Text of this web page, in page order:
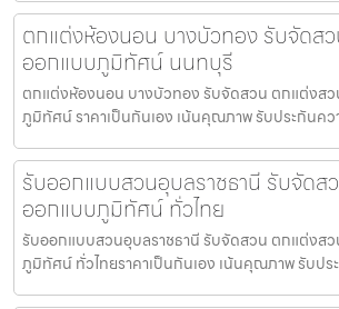
ตกแต่งห้องนอน บางบัวทอง รับจัดส
ออกแบบภูมิทัศน์ นนทบุรี
ตกแต่งห้องนอน บางบัวทอง รับจัดสวน ตกแต่งส
ภูมิทัศน์ ราคาเป็นกันเอง เน้นคุณภาพ รับประกันค
รับออกแบบสวนอุบลราชธานี รับจัดส
ออกแบบภูมิทัศน์ ทั่วไทย
รับออกแบบสวนอุบลราชธานี รับจัดสวน ตกแต่งส
ภูมิทัศน์ ทั่วไทยราคาเป็นกันเอง เน้นคุณภาพ รับปร